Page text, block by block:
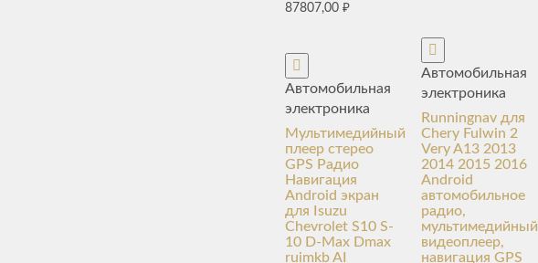
87807,00 ₽
Автомобильная
электроника
Мультимедийный
плеер стерео
GPS Радио
Навигация
Android экран
для Isuzu
Chevrolet S10 S-
10 D-Max Dmax
ruimkb AI
Автомобильная
электроника
Runningnav для
Chery Fulwin 2
Very A13 2013
2014 2015 2016
Android
автомобильное
радио,
мультимедийный
видеоплеер,
навигация GPS